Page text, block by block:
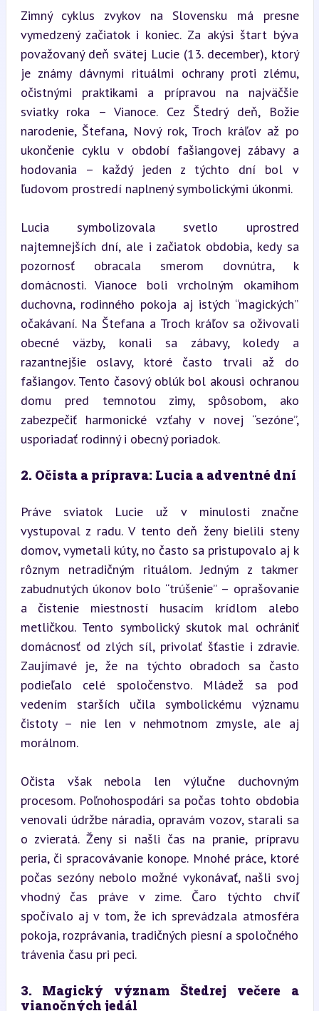
Zimný cyklus zvykov na Slovensku má presne
vymedzený začiatok i koniec. Za akýsi štart býva
považovaný deň svätej Lucie (13. december), ktorý
je známy dávnymi rituálmi ochrany proti zlému,
očistnými praktikami a prípravou na najväčšie
sviatky roka – Vianoce. Cez Štedrý deň, Božie
narodenie, Štefana, Nový rok, Troch kráľov až po
ukončenie cyklu v období fašiangovej zábavy a
hodovania – každý jeden z týchto dní bol v
ľudovom prostredí naplnený symbolickými úkonmi.
Lucia symbolizovala svetlo uprostred
najtemnejších dní, ale i začiatok obdobia, kedy sa
pozornosť obracala smerom dovnútra, k
domácnosti. Vianoce boli vrcholným okamihom
duchovna, rodinného pokoja aj istých “magických”
očakávaní. Na Štefana a Troch kráľov sa oživovali
obecné väzby, konali sa zábavy, koledy a
razantnejšie oslavy, ktoré často trvali až do
fašiangov. Tento časový oblúk bol akousi ochranou
domu pred temnotou zimy, spôsobom, ako
zabezpečiť harmonické vzťahy v novej “sezóne”,
usporiadať rodinný i obecný poriadok.
2. Očista a príprava: Lucia a adventné dní
Práve sviatok Lucie už v minulosti značne
vystupoval z radu. V tento deň ženy bielili steny
domov, vymetali kúty, no často sa pristupovalo aj k
rôznym netradičným rituálom. Jedným z takmer
zabudnutých úkonov bolo “trúšenie” – oprašovanie
a čistenie miestností husacím krídlom alebo
metličkou. Tento symbolický skutok mal ochrániť
domácnosť od zlých síl, privolať šťastie i zdravie.
Zaujímavé je, že na týchto obradoch sa často
podieľalo celé spoločenstvo. Mládež sa pod
vedením starších učila symbolickému významu
čistoty – nie len v nehmotnom zmysle, ale aj
morálnom.
Očista však nebola len výlučne duchovným
procesom. Poľnohospodári sa počas tohto obdobia
venovali údržbe náradia, opravám vozov, starali sa
o zvieratá. Ženy si našli čas na pranie, prípravu
peria, či spracovávanie konope. Mnohé práce, ktoré
počas sezóny nebolo možné vykonávať, našli svoj
vhodný čas práve v zime. Čaro týchto chvíľ
spočívalo aj v tom, že ich sprevádzala atmosféra
pokoja, rozprávania, tradičných piesní a spoločného
trávenia času pri peci.
3. Magický význam Štedrej večere a
vianočných jedál